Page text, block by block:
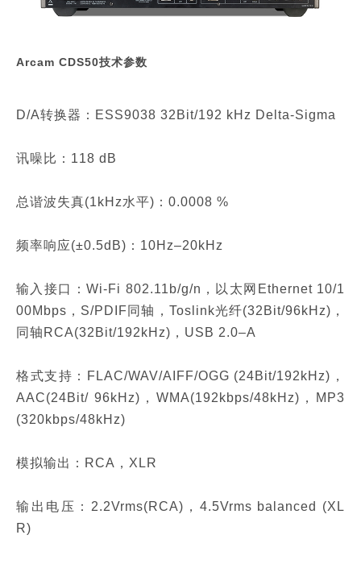
Arcam CDS50技术参数
D/A转换器：ESS9038 32Bit/192 kHz Delta-Sigma
讯噪比：118 dB
总谐波失真(1kHz水平)：0.0008 %
频率响应(±0.5dB)：10Hz–20kHz
输入接口：Wi-Fi 802.11b/g/n，以太网Ethernet 10/1
00Mbps，S/PDIF同轴，Toslink光纤(32Bit/96kHz)，
同轴RCA(32Bit/192kHz)，USB 2.0–A
格式支持：FLAC/WAV/AIFF/OGG (24Bit/192kHz)，
AAC(24Bit/ 96kHz)，WMA(192kbps/48kHz)，MP3
(320kbps/48kHz)
模拟输出：RCA，XLR
输出电压：2.2Vrms(RCA)，4.5Vrms balanced (XL
R)